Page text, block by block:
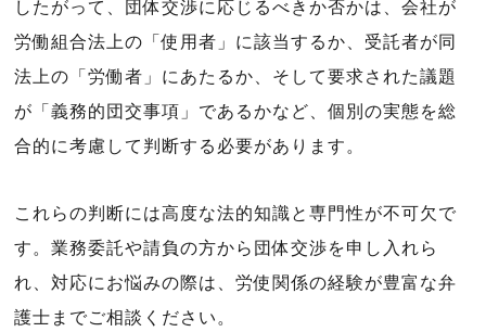
したがって、団体交渉に応じるべきか否かは、会社が
労働組合法上の「使用者」に該当するか、受託者が同
法上の「労働者」にあたるか、そして要求された議題
が「義務的団交事項」であるかなど、個別の実態を総
合的に考慮して判断する必要があります。
これらの判断には高度な法的知識と専門性が不可欠で
す。業務委託や請負の方から団体交渉を申し入れら
れ、対応にお悩みの際は、労使関係の経験が豊富な弁
護士までご相談ください。